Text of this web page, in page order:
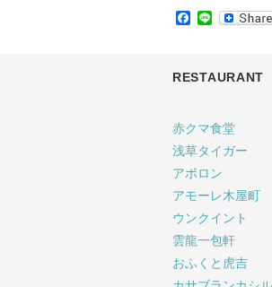
Facebook
Line
赤クマ食堂
浅草タイガー
アポロン
アモーレ木屋町
ウンクイント
雲龍一包軒
おふくと虎吉